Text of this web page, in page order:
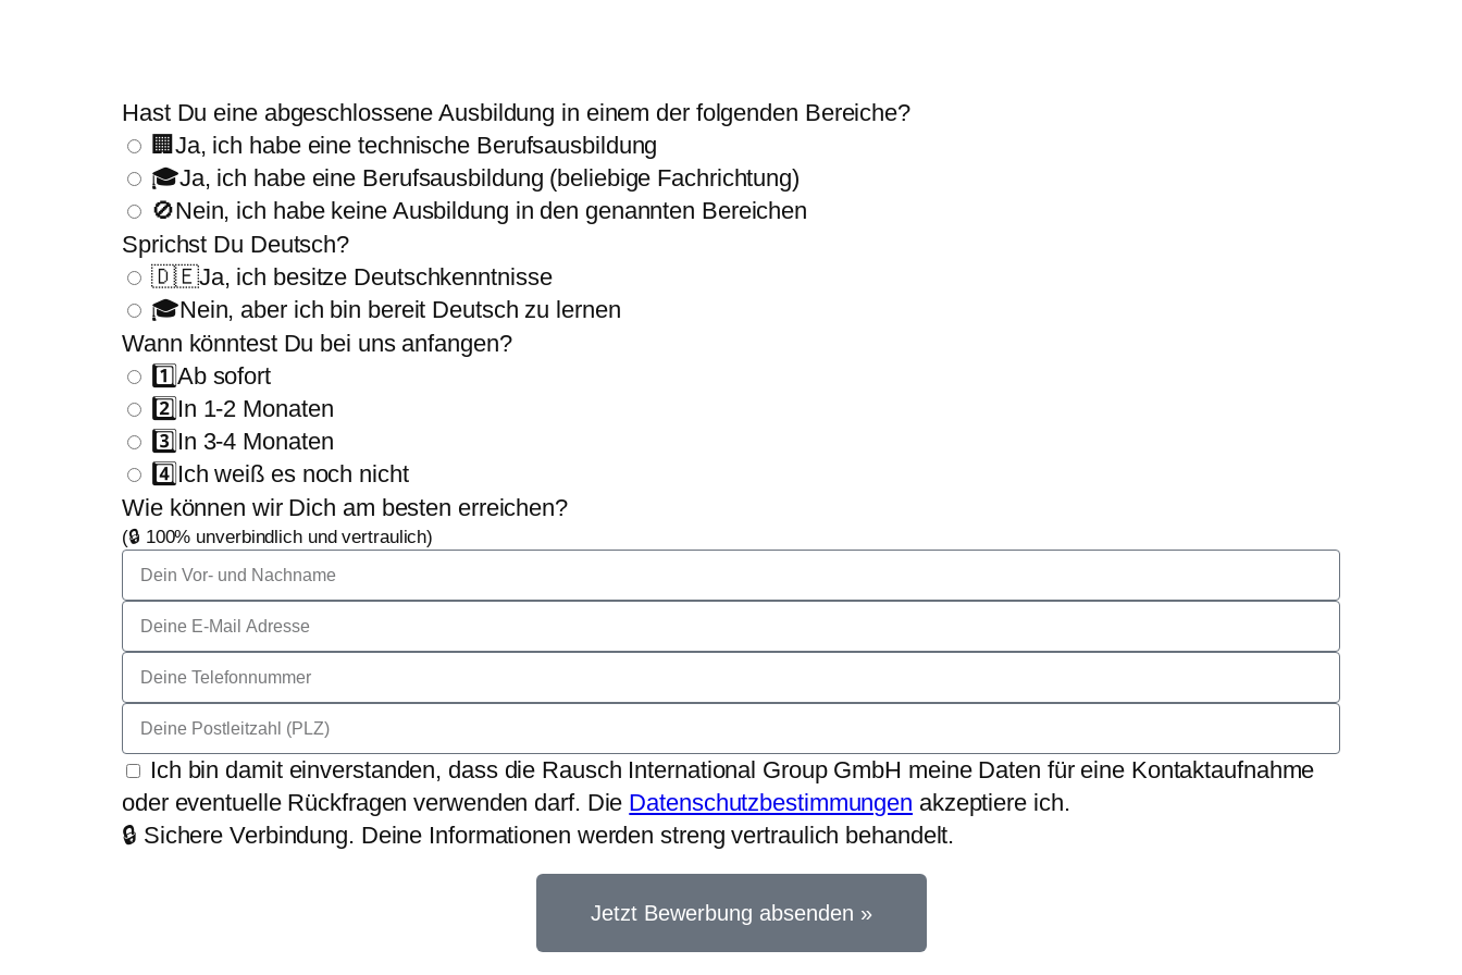
Hast Du eine abgeschlossene Ausbildung in einem der folgenden Bereiche?
🏢 Ja, ich habe eine technische Berufsausbildung
🎓Ja, ich habe eine Berufsausbildung (beliebige Fachrichtung)
🚫Nein, ich habe keine Ausbildung in den genannten Bereichen
Sprichst Du Deutsch?
🇩🇪Ja, ich besitze Deutschkenntnisse
🎓Nein, aber ich bin bereit Deutsch zu lernen
Wann könntest Du bei uns anfangen?
1️⃣Ab sofort
2️⃣ In 1-2 Monaten
3️⃣ In 3-4 Monaten
4️⃣ Ich weiß es noch nicht
Wie können wir Dich am besten erreichen?
(🔒 100% unverbindlich und vertraulich)
Ich bin damit einverstanden, dass die Rausch International Group GmbH meine Daten für eine Kontaktaufnahme
oder eventuelle Rückfragen verwenden darf. Die Datenschutzbestimmungen akzeptiere ich.
🔒 Sichere Verbindung. Deine Informationen werden streng vertraulich behandelt.
Jetzt Bewerbung absenden »